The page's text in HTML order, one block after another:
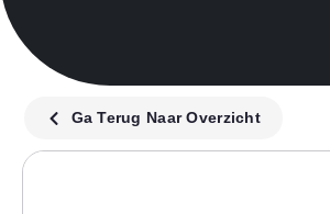
Ga Terug Naar Overzicht